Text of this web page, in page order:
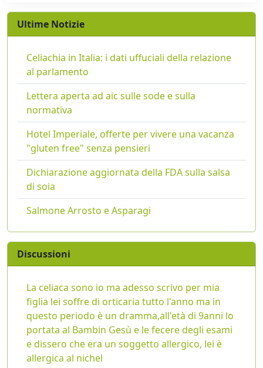
Ultime Notizie
Celiachia in Italia: i dati uffuciali della relazione
al parlamento
Lettera aperta ad aic sulle sode e sulla
normativa
Hotel Imperiale, offerte per vivere una vacanza
"gluten free" senza pensieri
Dichiarazione aggiornata della FDA sulla salsa
di soia
Salmone Arrosto e Asparagi
Discussioni
La celiaca sono io ma adesso scrivo per mia
figlia lei soffre di orticaria tutto l'anno ma in
questo periodo è un dramma,all'età di 9anni lo
portata al Bambin Gesù e le fecere degli esami
e dissero che era un soggetto allergico, lei è
allergica al nichel